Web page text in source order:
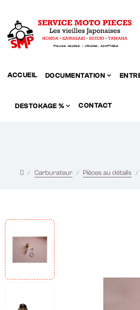
ACCUEIL DOCUMENTATION
DESTOKAGE % CONTACT
Carburateur Pièces au détails